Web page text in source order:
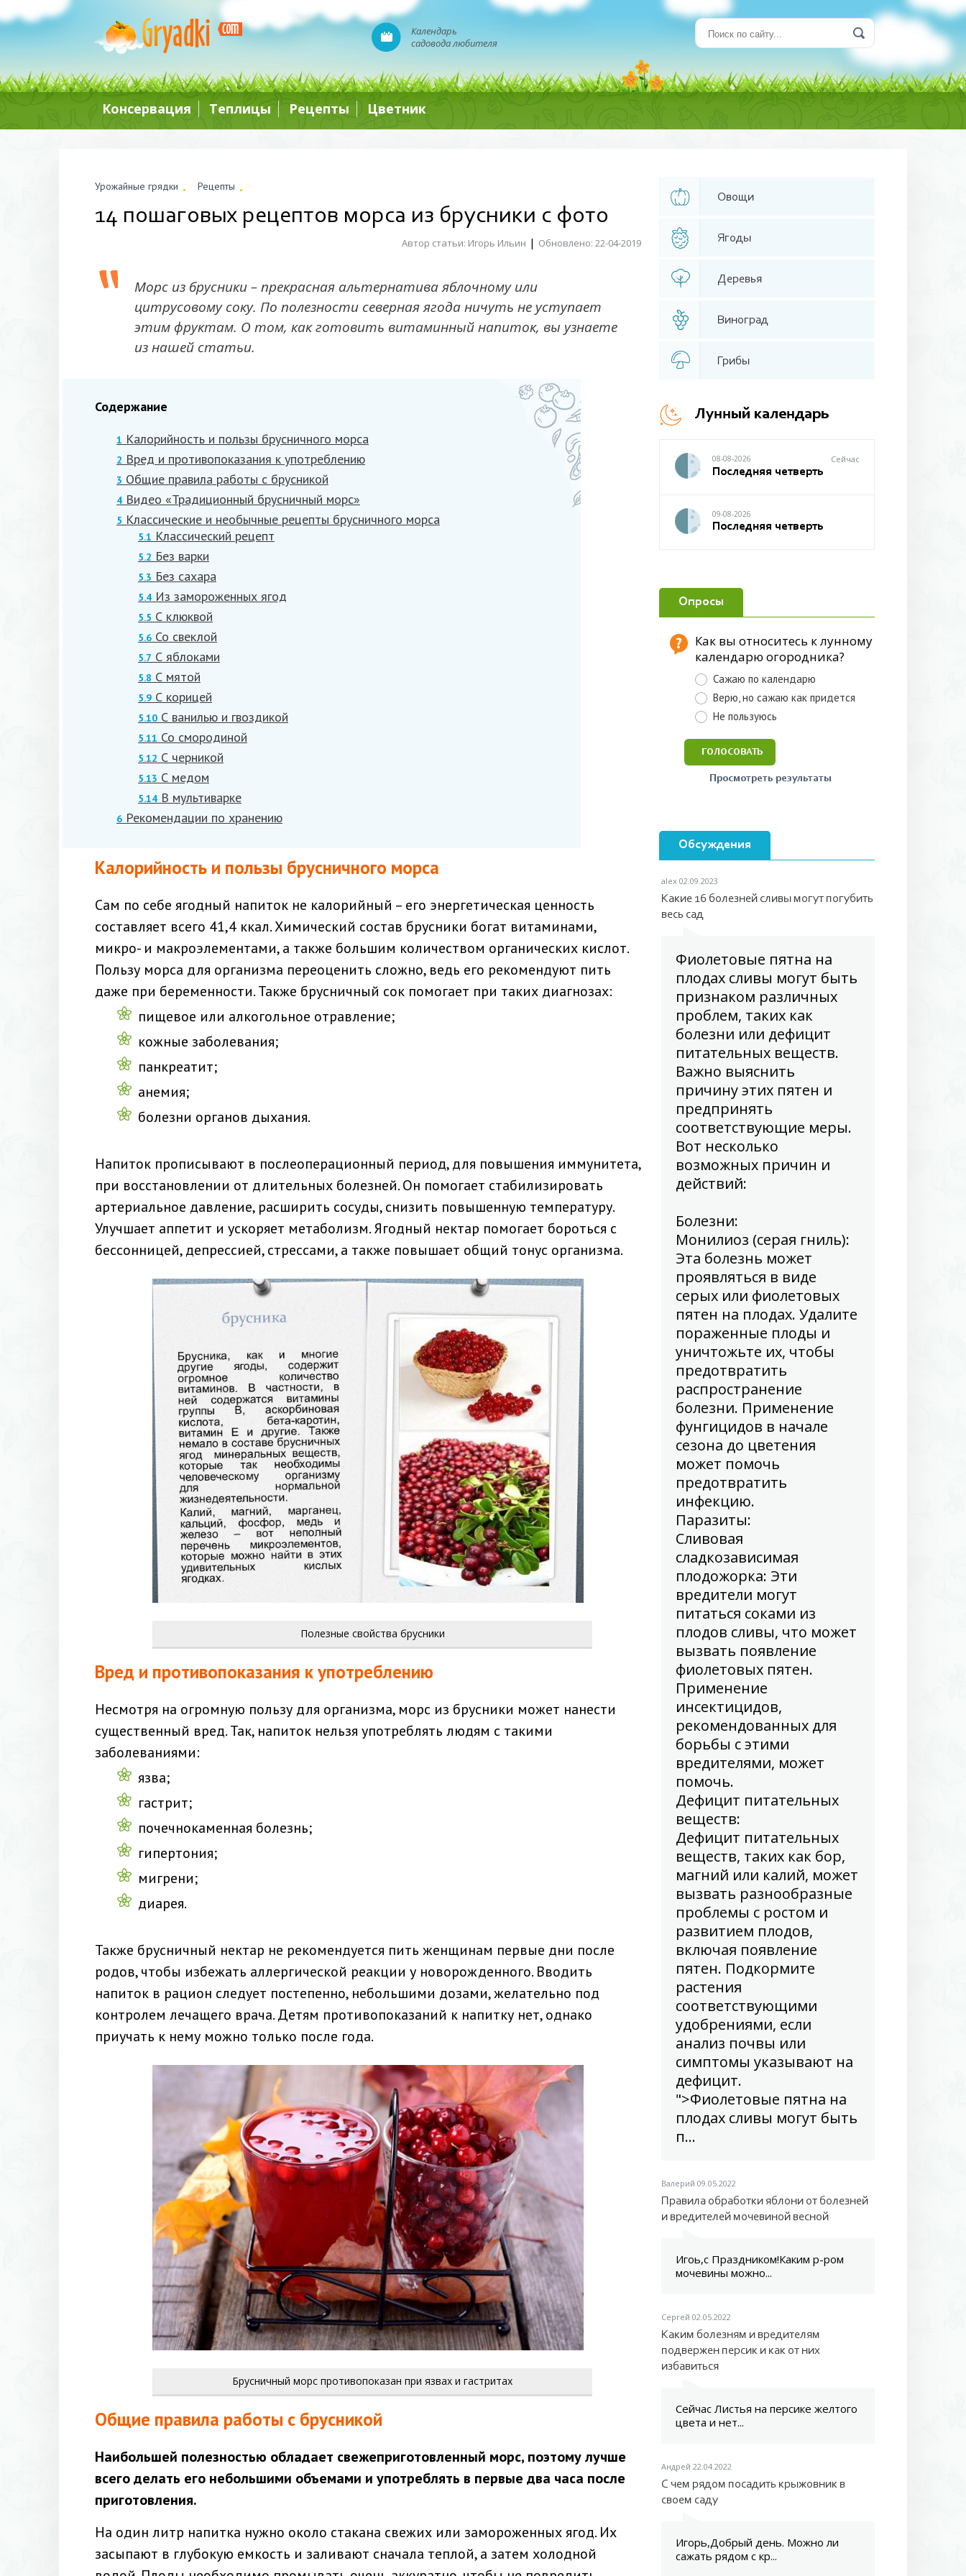
Календарь
садовода любителя
Консервация Теплицы Рецепты Цветник
Урожайные грядки Рецепты
14 пошаговых рецептов морса из брусники с фото
Автор статьи: Игорь Ильин | Обновлено: 22-04-2019
Морс из брусники – прекрасная альтернатива яблочному или
цитрусовому соку. По полезности северная ягода ничуть не уступает
этим фруктам. О том, как готовить витаминный напиток, вы узнаете
из нашей статьи.
Содержание
1 Калорийность и пользы брусничного морса
2 Вред и противопоказания к употреблению
3 Общие правила работы с брусникой
4 Видео «Традиционный брусничный морс»
5 Классические и необычные рецепты брусничного морса
5.1 Классический рецепт
5.2 Без варки
5.3 Без сахара
5.4 Из замороженных ягод
5.5 С клюквой
5.6 Со свеклой
5.7 С яблоками
5.8 С мятой
5.9 С корицей
5.10 С ванилью и гвоздикой
5.11 Со смородиной
5.12 С черникой
5.13 С медом
5.14 В мультиварке
6 Рекомендации по хранению
Калорийность и пользы брусничного морса
Сам по себе ягодный напиток не калорийный – его энергетическая ценность
составляет всего 41,4 ккал. Химический состав брусники богат витаминами,
микро- и макроэлементами, а также большим количеством органических кислот.
Пользу морса для организма переоценить сложно, ведь его рекомендуют пить
даже при беременности. Также брусничный сок помогает при таких диагнозах:
пищевое или алкогольное отравление;
кожные заболевания;
панкреатит;
анемия;
болезни органов дыхания.
Напиток прописывают в послеоперационный период, для повышения иммунитета,
при восстановлении от длительных болезней. Он помогает стабилизировать
артериальное давление, расширить сосуды, снизить повышенную температуру.
Улучшает аппетит и ускоряет метаболизм. Ягодный нектар помогает бороться с
бессонницей, депрессией, стрессами, а также повышает общий тонус организма.
Полезные свойства брусники
Вред и противопоказания к употреблению
Несмотря на огромную пользу для организма, морс из брусники может нанести
существенный вред. Так, напиток нельзя употреблять людям с такими
заболеваниями:
язва;
гастрит;
почечнокаменная болезнь;
гипертония;
мигрени;
диарея.
Также брусничный нектар не рекомендуется пить женщинам первые дни после
родов, чтобы избежать аллергической реакции у новорожденного. Вводить
напиток в рацион следует постепенно, небольшими дозами, желательно под
контролем лечащего врача. Детям противопоказаний к напитку нет, однако
приучать к нему можно только после года.
Брусничный морс противопоказан при язвах и гастритах
Общие правила работы с брусникой
Наибольшей полезностью обладает свежеприготовленный морс, поэтому лучше
всего делать его небольшими объемами и употреблять в первые два часа после
приготовления.
На один литр напитка нужно около стакана свежих или замороженных ягод. Их
засыпают в глубокую емкость и заливают сначала теплой, а затем холодной
Овощи
Ягоды
Деревья
Виноград
Грибы
Лунный календарь
08-08-2026 Сейчас
Последняя четверть
09-08-2026
Последняя четверть
Опросы
Как вы относитесь к лунному
календарю огородника?
Cажаю по календарю
Верю, но сажаю как придется
Не пользуюсь
Просмотреть результаты
Обсуждения
alex 02.09.2023
Какие 16 болезней сливы могут погубить
весь сад
Фиолетовые пятна на
плодах сливы могут быть
признаком различных
проблем, таких как
болезни или дефицит
питательных веществ.
Важно выяснить
причину этих пятен и
предпринять
соответствующие меры.
Вот несколько
возможных причин и
действий:
Болезни:
Монилиоз (серая гниль):
Эта болезнь может
проявляться в виде
серых или фиолетовых
пятен на плодах. Удалите
пораженные плоды и
уничтожьте их, чтобы
предотвратить
распространение
болезни. Применение
фунгицидов в начале
сезона до цветения
может помочь
предотвратить
инфекцию.
Паразиты:
Сливовая
сладкозависимая
плодожорка: Эти
вредители могут
питаться соками из
плодов сливы, что может
вызвать появление
фиолетовых пятен.
Применение
инсектицидов,
рекомендованных для
борьбы с этими
вредителями, может
помочь.
Дефицит питательных
веществ:
Дефицит питательных
веществ, таких как бор,
магний или калий, может
вызвать разнообразные
проблемы с ростом и
развитием плодов,
включая появление
пятен. Подкормите
растения
соответствующими
удобрениями, если
анализ почвы или
симптомы указывают на
дефицит.
">Фиолетовые пятна на
плодах сливы могут быть
п...
Валерий 09.05.2022
Правила обработки яблони от болезней
и вредителей мочевиной весной
Игоь,с Праздником!Каким р-ром
мочевины можно...
Сергей 02.05.2022
Каким болезням и вредителям
подвержен персик и как от них
избавиться
Сейчас Листья на персике желтого
цвета и нет...
Андрей 22.04.2022
С чем рядом посадить крыжовник в
своем саду
Игорь,Добрый день. Можно ли
сажать рядом с кр...